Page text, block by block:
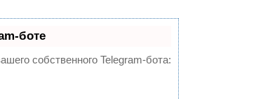
боте
собственного Telegram-бота: